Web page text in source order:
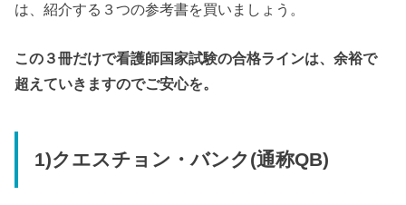
は、紹介する３つの参考書を買いましょう。
この３冊だけで看護師国家試験の合格ラインは、余裕で
超えていきますのでご安心を。
1)クエスチョン・バンク(通称QB)